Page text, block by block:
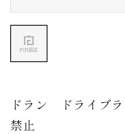
ドラン ドライブ
禁止